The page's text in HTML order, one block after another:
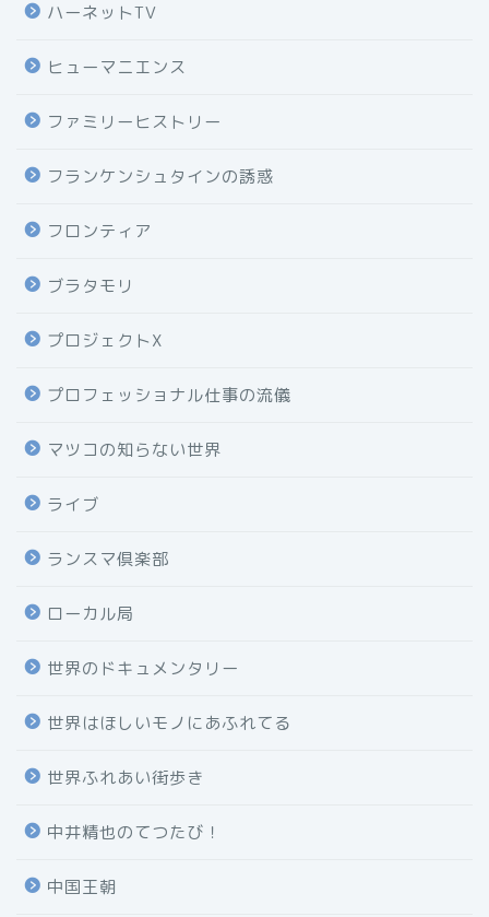
ハーネットTV
ヒューマニエンス
ファミリーヒストリー
フランケンシュタインの誘惑
フロンティア
ブラタモリ
プロジェクトX
プロフェッショナル仕事の流儀
マツコの知らない世界
ライブ
ランスマ倶楽部
ローカル局
世界のドキュメンタリー
世界はほしいモノにあふれてる
世界ふれあい街歩き
中井精也のてつたび！
中国王朝